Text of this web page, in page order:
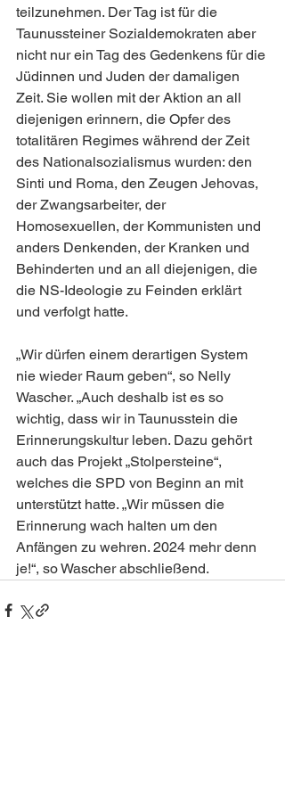
teilzunehmen. Der Tag ist für die
Taunussteiner Sozialdemokraten aber
nicht nur ein Tag des Gedenkens für die
Jüdinnen und Juden der damaligen
Zeit. Sie wollen mit der Aktion an all
diejenigen erinnern, die Opfer des
totalitären Regimes während der Zeit
des Nationalsozialismus wurden: den
Sinti und Roma, den Zeugen Jehovas,
der Zwangsarbeiter, der
Homosexuellen, der Kommunisten und
anders Denkenden, der Kranken und
Behinderten und an all diejenigen, die
die NS-Ideologie zu Feinden erklärt
und verfolgt hatte.
„Wir dürfen einem derartigen System
nie wieder Raum geben“, so Nelly
Wascher. „Auch deshalb ist es so
wichtig, dass wir in Taunusstein die
Erinnerungskultur leben. Dazu gehört
auch das Projekt „Stolpersteine“,
welches die SPD von Beginn an mit
unterstützt hatte. „Wir müssen die
Erinnerung wach halten um den
Anfängen zu wehren. 2024 mehr denn
je!“, so Wascher abschließend.